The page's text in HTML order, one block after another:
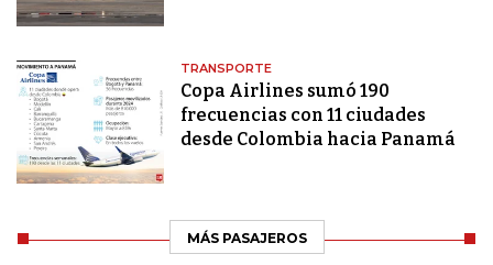
TRANSPORTE
Copa Airlines sumó 190
frecuencias con 11 ciudades
desde Colombia hacia Panamá
MÁS PASAJEROS